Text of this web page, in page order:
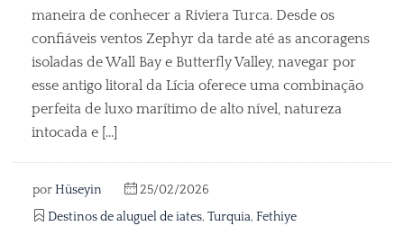
maneira de conhecer a Riviera Turca. Desde os
confiáveis ventos Zephyr da tarde até as ancoragens
isoladas de Wall Bay e Butterfly Valley, navegar por
esse antigo litoral da Lícia oferece uma combinação
perfeita de luxo marítimo de alto nível, natureza
intocada e [...]
porHüseyin
25/02/2026
Destinos de aluguel de iates, Turquia, Fethiye